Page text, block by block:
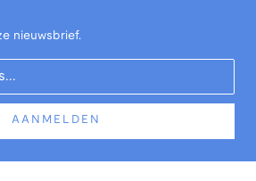
nieuwsbrief.
AANMELDEN